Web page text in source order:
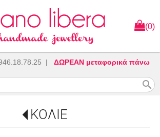
(0)
| ΔΩΡΕΑΝ μεταφορικά πάνω
search
ΚΟΛΙΕ